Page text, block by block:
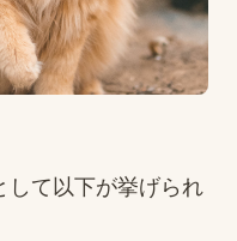
して以下が挙げられ